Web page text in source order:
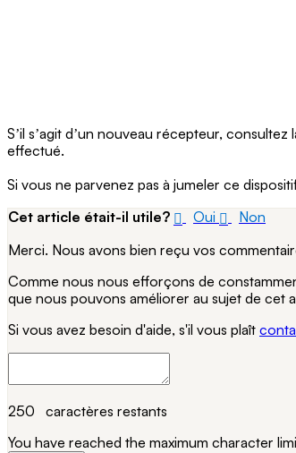
Sʼil sʼagit dʼun nouveau récepteur, consultez
effectué.
Si vous ne parvenez pas à jumeler ce
Cet article était-il utile?
Oui
Non
Merci. Nous avons bien reçu vos
Comme nous nous efforçons de
que nous pouvons améliorer au sujet de cet
Si vous avez besoin d'aide, s'il vous plaît
250 caractères restants
You have reached the maximum character